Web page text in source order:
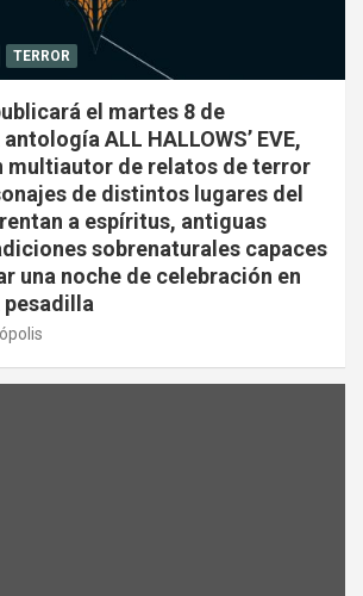
TERROR
el martes 8 de
ALL HALLOWS’ EVE,
multiautor de relatos de terror
de distintos lugares del
a espíritus, antiguas
sobrenaturales capaces
una noche de celebración en